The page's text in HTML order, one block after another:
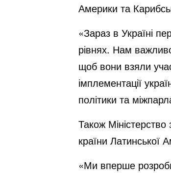
Америки та
«Зараз в Україні
рівнях. Нам
щоб вони взяли
імплементації
політики та
Також
країни Латинської
«Ми вперше